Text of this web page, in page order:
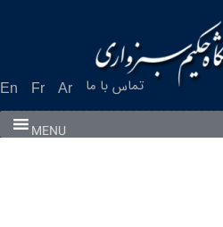
En Fr Ar تماس با ما
MENU